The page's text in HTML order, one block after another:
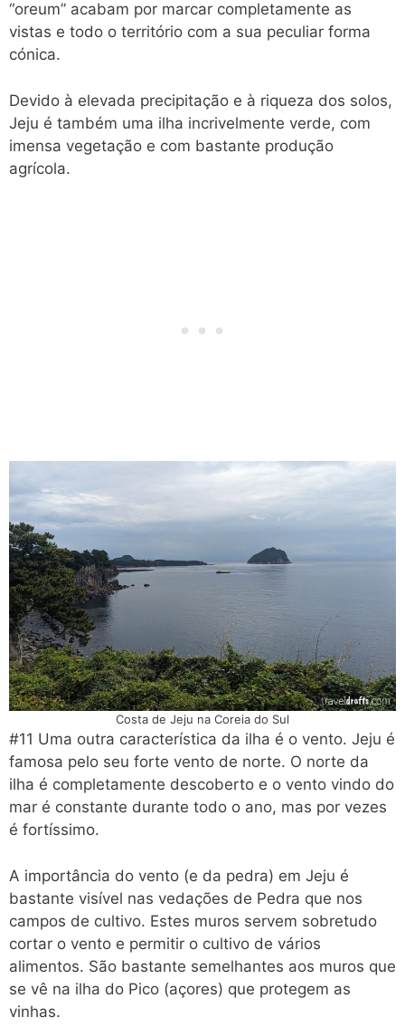
“oreum” acabam por marcar completamente as
vistas e todo o território com a sua peculiar forma
cónica.
Devido à elevada precipitação e à riqueza dos solos,
Jeju é também uma ilha incrivelmente verde, com
imensa vegetação e com bastante produção
agrícola.
Costa de Jeju na Coreia do Sul
#11 Uma outra característica da ilha é o vento. Jeju é
famosa pelo seu forte vento de norte. O norte da
ilha é completamente descoberto e o vento vindo do
mar é constante durante todo o ano, mas por vezes
é fortíssimo.
A importância do vento (e da pedra) em Jeju é
bastante visível nas vedações de Pedra que nos
campos de cultivo. Estes muros servem sobretudo
cortar o vento e permitir o cultivo de vários
alimentos. São bastante semelhantes aos muros que
se vê na ilha do Pico (açores) que protegem as
vinhas.